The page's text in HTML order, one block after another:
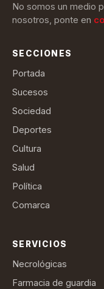
No somos un medio
nosotros, ponte en
SECCIONES
Portada
Sucesos
Sociedad
Deportes
Cultura
Salud
Política
Comarca
SERVICIOS
Necrológicas
Farmacia de guardia